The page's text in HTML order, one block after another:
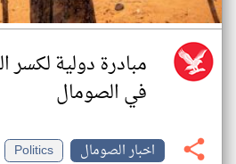
مبادرة دولية لكسر
في الصومال
اخبار الصومال
Politics